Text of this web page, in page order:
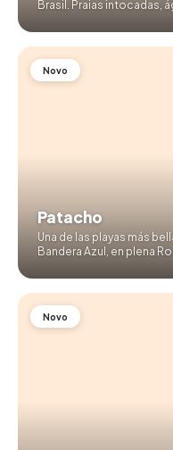
Brasil. Praias intocadas,
Novo
Patacho
Una de las playas más
Bandera Azul, en plena
Novo